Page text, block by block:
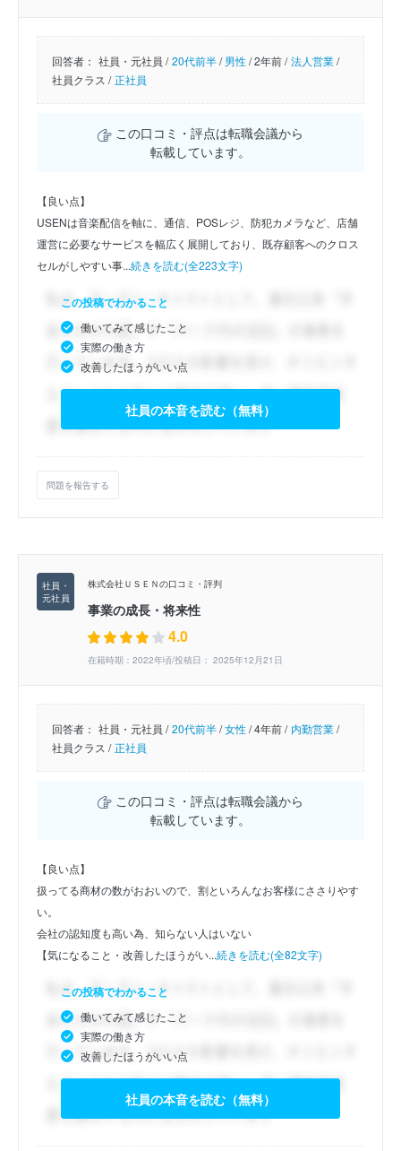
回答者： 社員・元社員 / 20代前半/男性/2年前 / 法人営業/
社員クラス / 正社員
この口コミ・評点は転職会議から
転載しています。
【良い点】
USENは音楽配信を軸に、通信、POSレジ、防犯カメラなど、店舗
運営に必要なサービスを幅広く展開しており、既存顧客へのクロス
セルがしやすい事...続きを読む(全223文字)
この投稿でわかること
働いてみて感じたこと
実際の働き方
改善したほうがいい点
社員の本音を読む（無料）
問題を報告する
株式会社ＵＳＥＮの口コミ・評判
事業の成長・将来性
4.0
在籍時期：2022年頃/投稿日： 2025年12月21日
回答者： 社員・元社員 / 20代前半/女性/4年前 / 内勤営業/
社員クラス / 正社員
この口コミ・評点は転職会議から
転載しています。
【良い点】
扱ってる商材の数がおおいので、割といろんなお客様にささりやす
い。
会社の認知度も高い為、知らない人はいない
【気になること・改善したほうがい...続きを読む(全82文字)
この投稿でわかること
働いてみて感じたこと
実際の働き方
改善したほうがいい点
社員の本音を読む（無料）